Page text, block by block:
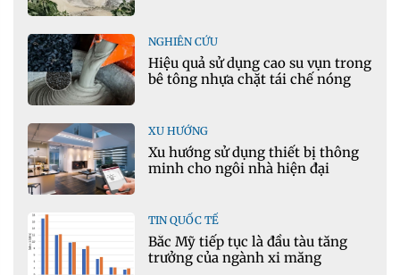
NGHIÊN CỨU
Hiệu quả sử dụng cao su vụn trong
bê tông nhựa chặt tái chế nóng
XU HƯỚNG
Xu hướng sử dụng thiết bị thông
minh cho ngôi nhà hiện đại
TIN QUỐC TẾ
Bắc Mỹ tiếp tục là đầu tàu tăng
trưởng của ngành xi măng